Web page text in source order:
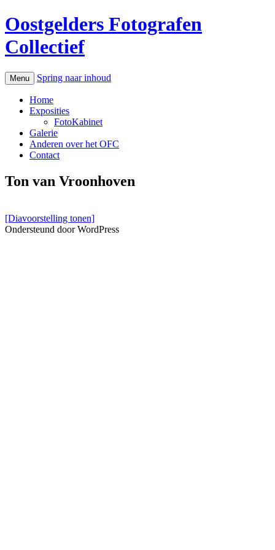
Oostgelders Fotografen
Collectief
Menu Spring naar inhoud
Home
Exposities
FotoKabinet
Galerie
Anderen over het OFC
Contact
Ton van Vroonhoven
[Diavoorstelling tonen]
Ondersteund door WordPress